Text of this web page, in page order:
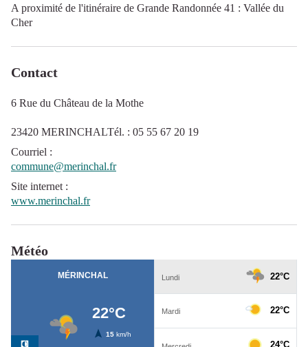
A proximité de l'itinéraire de Grande Randonnée 41 : Vallée du
Cher
Contact
6 Rue du Château de la Mothe
23420 MERINCHALTél. : 05 55 67 20 19
Courriel :
commune@merinchal.fr
Site internet :
www.merinchal.fr
Météo